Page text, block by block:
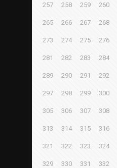
257 258 259 260
265 266 267 268
273 274 275 276
281 282 283 284
289 290 291 292
297 298 299 300
305 306 307 308
313 314 315 316
321 322 323 324
329 330 331 332